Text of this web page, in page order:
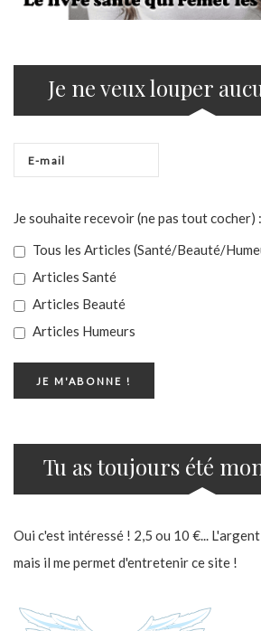
Je ne veux louper
Je souhaite recevoir (ne pas tout cocher) :
Tous les Articles (Santé/Beauté/
Articles Santé
Articles Beauté
Articles Humeurs
Tu as toujours été
Oui c'est intéressé ! 2,5 ou 10 €...
mais il me permet d'entretenir ce site !